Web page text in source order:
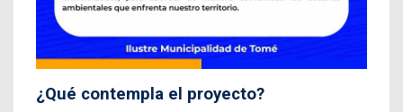
¿Qué contempla el proyecto?